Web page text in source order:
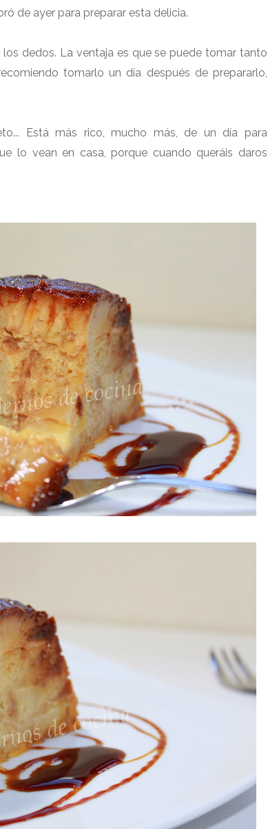
de ayer para preparar esta delicia.
dedos. La ventaja es que se puede tomar tanto
tomarlo un día después de prepararlo,
Está más rico, mucho más, de un día para
lo vean en casa, porque cuando queráis daros